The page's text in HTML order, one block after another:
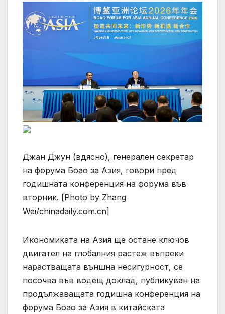
Джан Джун (вдясно), генерален секретар
на форума Боао за Азия, говори пред
годишната конференция на форума във
вторник. [Photo by Zhang
Wei/chinadaily.com.cn]
Икономиката на Азия ще остане ключов
двигател на глобалния растеж въпреки
нарастващата външна несигурност, се
посочва във водещ доклад, публикуван на
продължаващата годишна конференция на
форума Боао за Азия в китайската